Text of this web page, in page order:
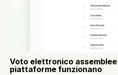
Voto elettronico
piattaforme funzionano